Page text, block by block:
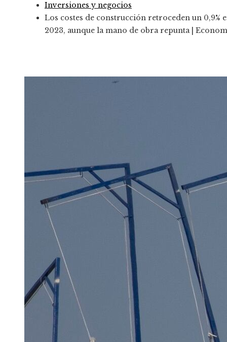
Inversiones y negocios
Los costes de construcción retroceden un 0,9%
2023, aunque la mano de obra repunta |